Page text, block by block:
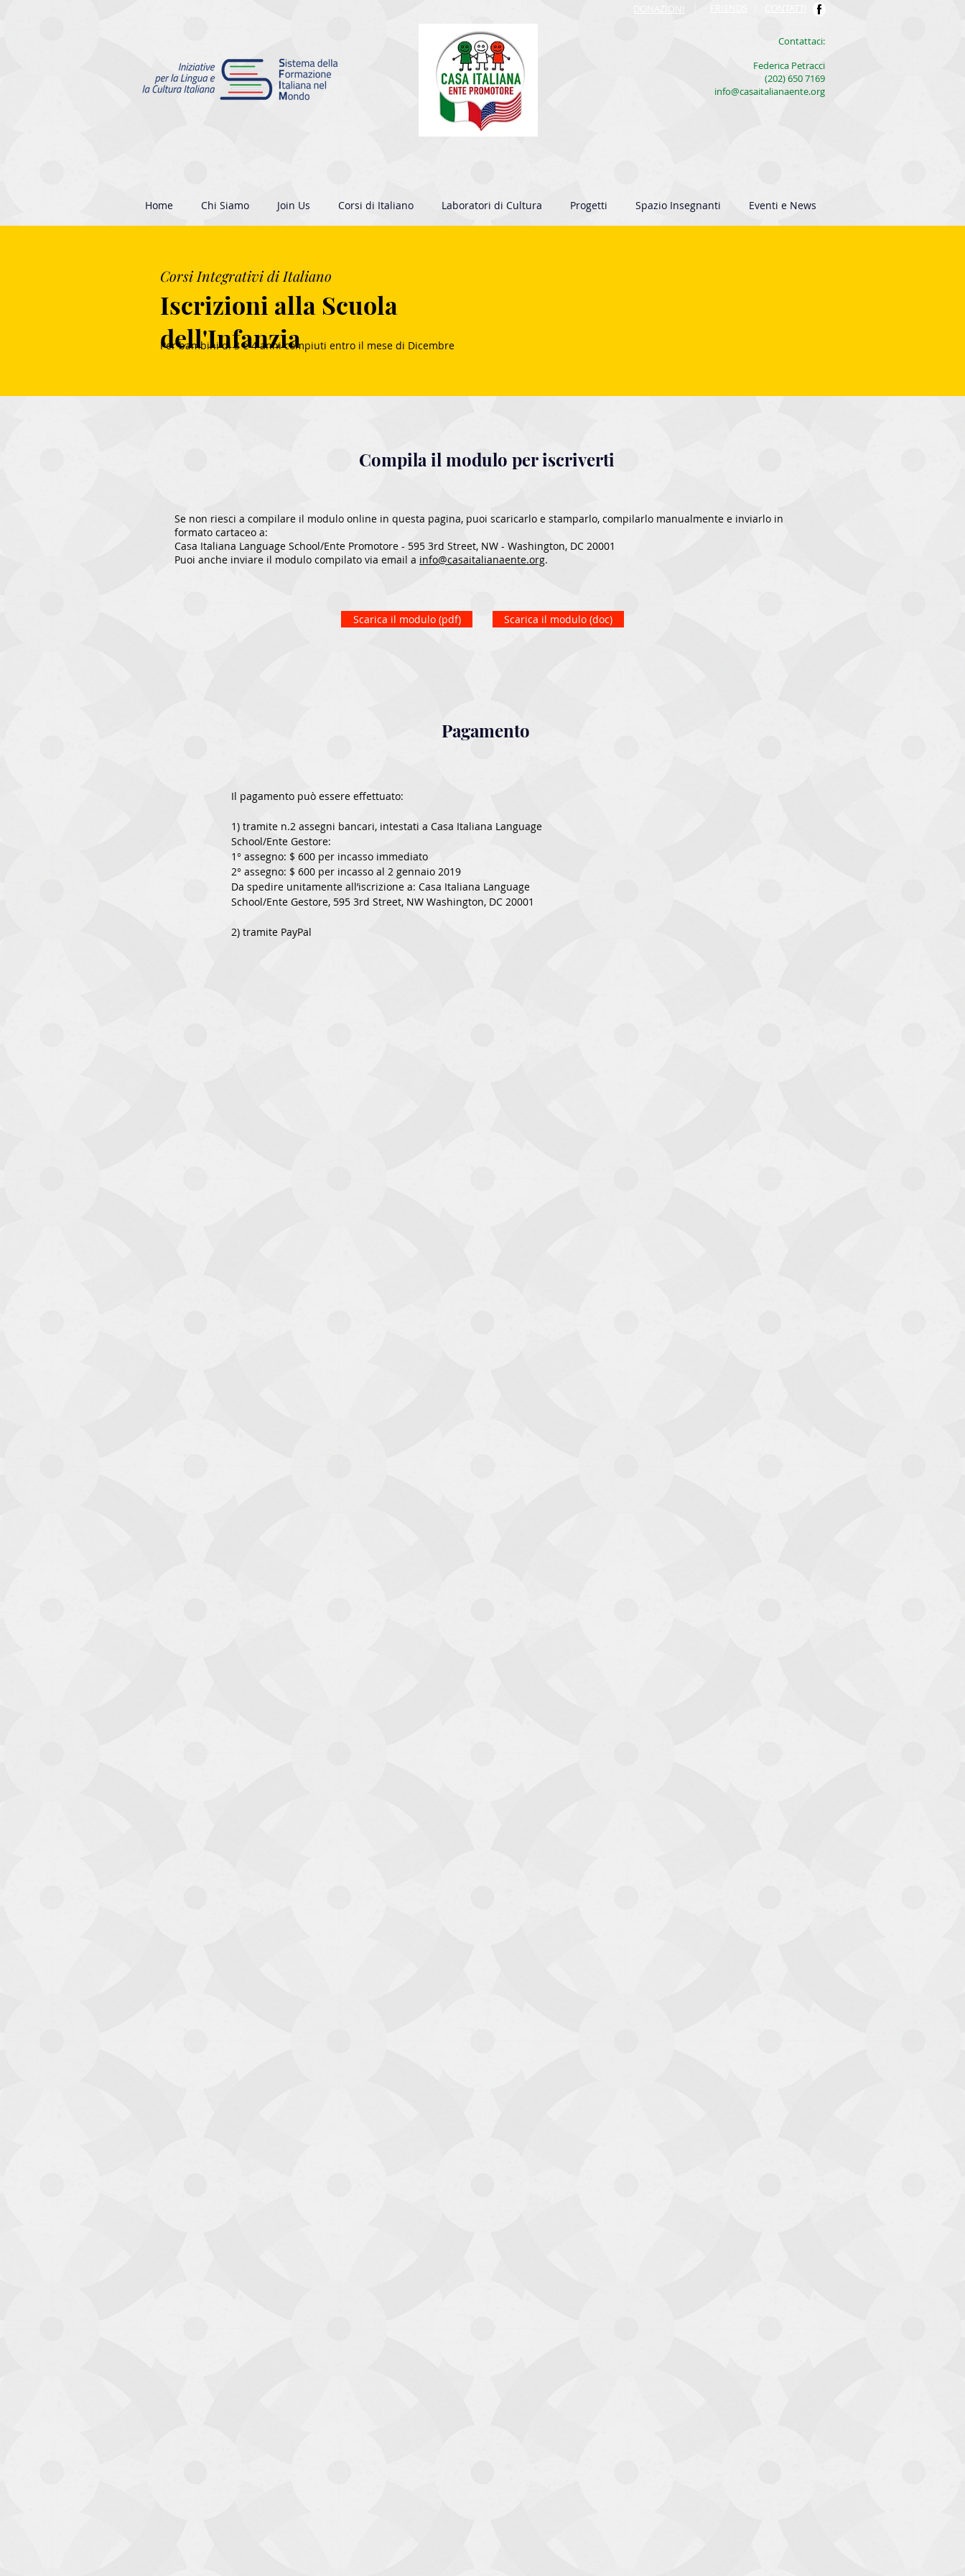
DONAZIONI
​Contattaci:
Federica Petracci
(202) 650 7169
info@casaitalianaente.org
Home Chi Siamo Join Us Corsi di Italiano Laboratori di Cultura Progetti Spazio Insegnanti Eventi e News
Corsi Integrativi di Italiano
Per bambini di 3 e 4 anni compiuti entro il mese di Dicembre
Iscrizioni alla Scuola
dell'Infanzia
Se non riesci a compilare il modulo online in questa pagina, puoi scaricarlo e stamparlo, compilarlo manualmente e inviarlo in
formato cartaceo a:
Casa Italiana Language School/Ente Promotore - 595 3rd Street, NW - Washington, DC 20001
Puoi anche inviare il modulo compilato via email a info@casaitalianaente.org.​
Compila il modulo per iscriverti
Scarica il modulo (pdf) Scarica il modulo (doc)
Il pagamento può essere effettuato:
1) tramite n.2 assegni bancari, intestati a Casa Italiana Language
School/Ente Gestore:
1° assegno: $ 600 per incasso immediato
2° assegno: $ 600 per incasso al 2 gennaio 2019
Da spedire unitamente all’iscrizione a: Casa Italiana Language
School/Ente Gestore, 595 3rd Street, NW Washington, DC 20001
2) tramite PayPal
Pagamento